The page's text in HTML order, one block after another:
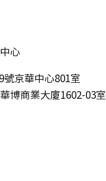
心
京華中心801室
博商業大廈1602-03室